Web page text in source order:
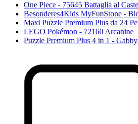
One Piece - 75645 Battaglia al
Besonderes4Kids MyFunStone -
Maxi Puzzle Premium Plus da 24
LEGO Pokémon - 72160 Arcanine
Puzzle Premium Plus 4 in 1 -